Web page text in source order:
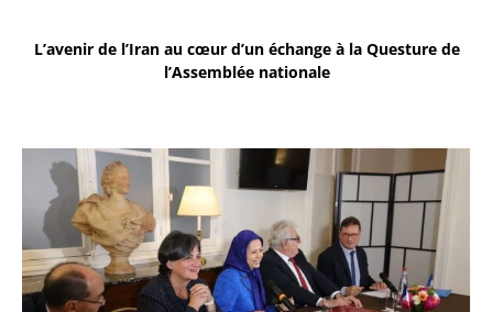
L’avenir de l’Iran au cœur d’un échange à la Questure de
l’Assemblée nationale